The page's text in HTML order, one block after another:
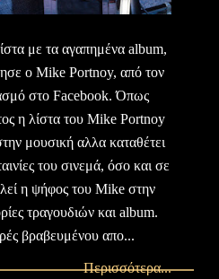
με τα αγαπημένα album,
ο Mike Portnoy, από τον
στο Facebook. Όπως
η λίστα του Mike Portnoy
μουσική αλλα καταθέτει
του σινεμά, όσο και σε
η ψήφος του Mike στην
τραγουδιών και album.
βραβευμένου απο...
Περισσότερα...